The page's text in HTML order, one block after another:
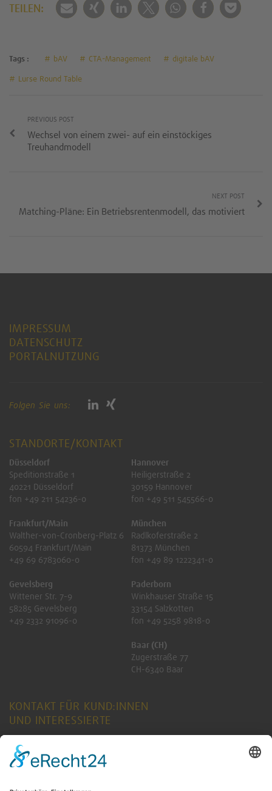
TEILEN:
Tags : bAV CTA-Management
digitale bAV
Lurse Round Table
PREVIOUS POST
Wechsel von einem zwei- auf ein einstöckiges
Treuhandmodell
NEXT POST
Matching-Pläne: Ein Betriebsrentenmodell, das motiviert
IMPRESSUM
DATENSCHUTZ
PORTALNUTZUNG
Folgen Sie uns:
STANDORTE/KONTAKT
Düsseldorf
Speditionstraße 1
40221 Düsseldorf
fon +49 211 54236-0
Frankfurt/Main
Walther-von-Cronberg-Platz 6
60594 Frankfurt/Main
+49 69 6783060-0
Gevelsberg
Wittener Str. 7-9
58285 Gevelsberg
+49 2332 91096-0
Hannover
Heiligerstraße 2
30159 Hannover
fon +49 511 545566-0
München
Radlkoferstraße 2
81373 München
fon +49 89 1222341-0
Paderborn
Winkhauser Straße 15
33154 Salzkotten
fon +49 5258 9818-0
Baar (CH)
Zugerstraße 77
CH-6340 Baar
KONTAKT FÜR KUND:INNEN
UND INTERESSIERTE
ANFRAGE SENDEN